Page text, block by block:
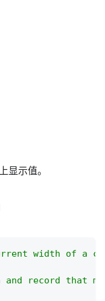
显示值。
width of a
and record that